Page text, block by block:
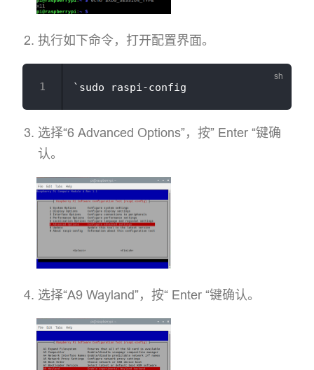
执行如下命令，打开配置界面。
选择“6 Advanced Options”，按” Enter “键确
认。
选择“A9 Wayland”，按“ Enter “键确认。